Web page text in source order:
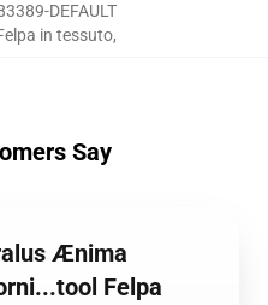
DEFAULT
in tessuto,
Say
Ænima
Felpa